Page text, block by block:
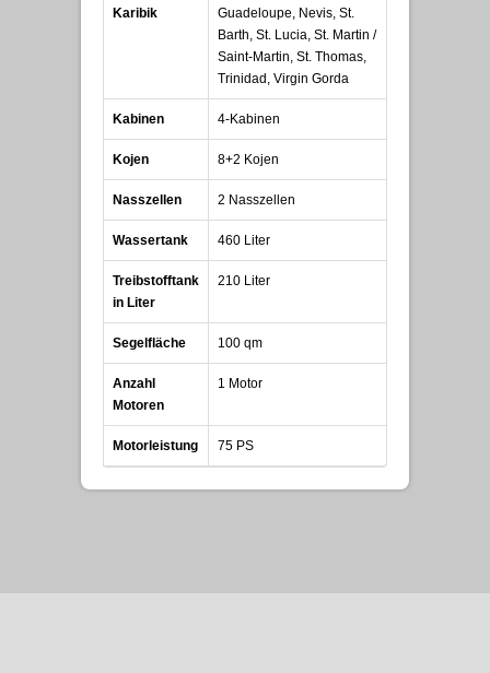
Karibik
Guadeloupe, Nevis, St.
Barth, St. Lucia, St. Martin /
Saint-Martin, St. Thomas,
Trinidad, Virgin Gorda
Kabinen 4-Kabinen
Kojen 8+2 Kojen
Nasszellen 2 Nasszellen
Wassertank 460 Liter
Treibstofftank
in Liter
210 Liter
Segelfläche 100 qm
Anzahl
Motoren
1 Motor
Motorleistung 75 PS